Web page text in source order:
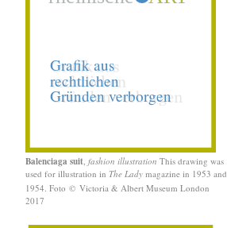
Balenciaga suit fashion illustration This drawing was
used for illustration in The Lady magazine in 1953 and
1954. Foto © Victoria & Albert Museum London
2017